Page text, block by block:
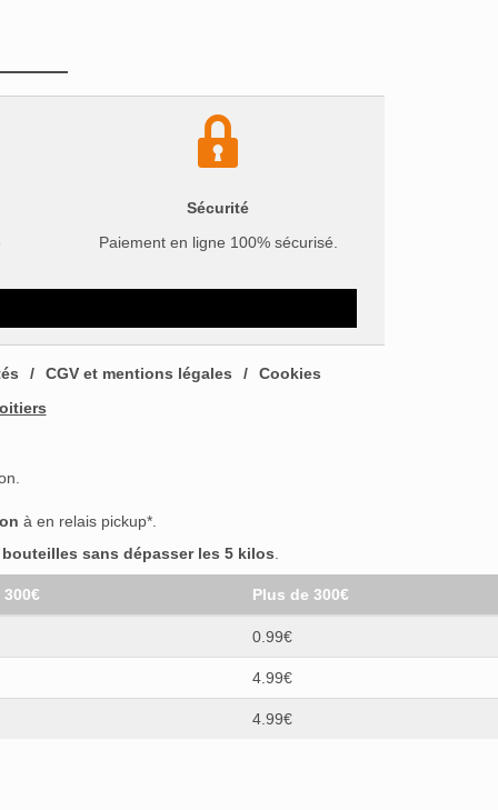
Sécurité
Paiement en ligne 100% sécurisé.
CGV et mentions légales
Cookies
à en relais pickup*.
sans dépasser les 5 kilos
Plus de 300€
0.99€
4.99€
4.99€